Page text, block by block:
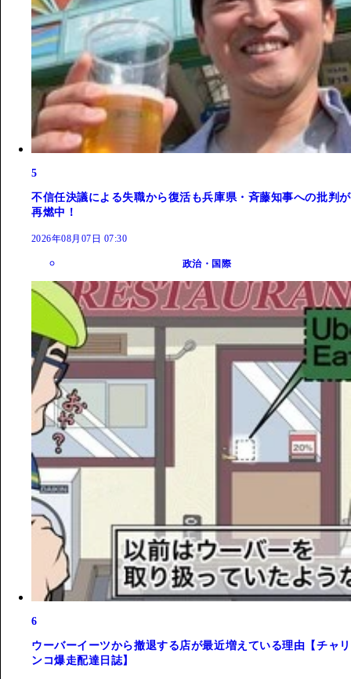
5
不信任決議による失職から復活も兵庫県・斉藤知事への批判が
再燃中！
2026年08月07日 07:30
政治・国際
6
ウーバーイーツから撤退する店が最近増えている理由【チャリ
ンコ爆走配達日誌】